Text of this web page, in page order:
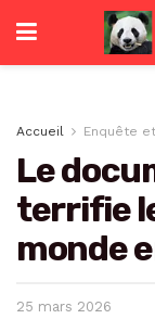
Accueil Enquête
Le
terrifie
monde
25 mars 2026